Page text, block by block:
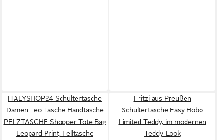
ITALYSHOP24 Schultertasche
Damen Leo Tasche Handtasche
PELZTASCHE Shopper Tote Bag
Leopard Print, Felltasche
Fritzi aus Preußen
Schultertasche Easy Hobo
Limited Teddy, im modernen
Teddy-Look